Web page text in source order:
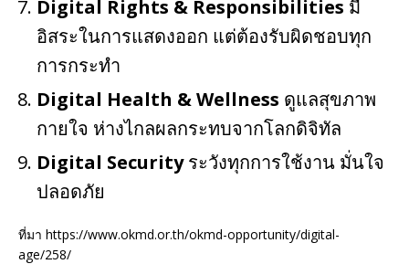
Digital Rights & Responsibilities มี
อิสระในการแสดงออก แต่ต้องรับผิดชอบทุก
การกระทำ
Digital Health & Wellness ดูแลสุขภาพ
กายใจ ห่างไกลผลกระทบจากโลกดิจิทัล
Digital Securityระวังทุกการใช้งาน มั่นใจ
ปลอดภัย
ที่มา https://www.okmd.or.th/okmd-opportunity/digital-
age/258/